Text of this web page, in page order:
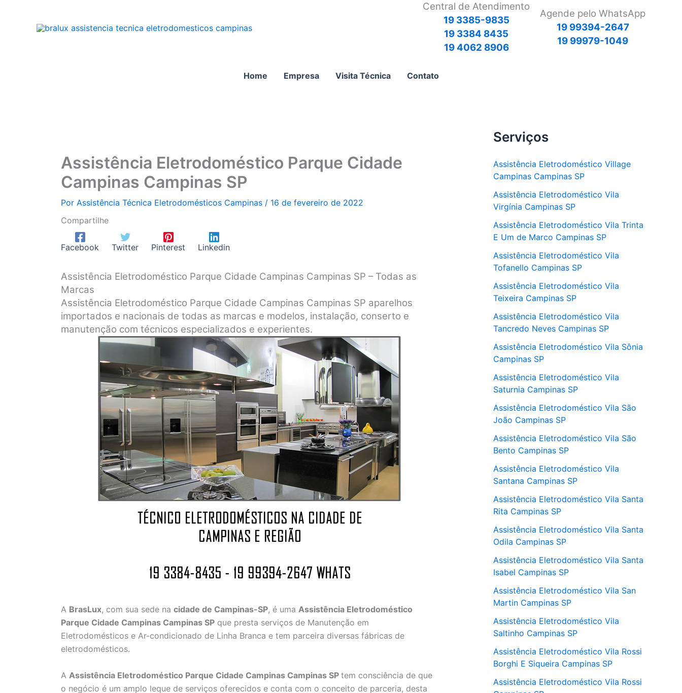
Central de Atendimento
19 3385-9835
19 3384 8435
19 4062 8906
Agende pelo WhatsApp
19 99394-2647
19 99979-1049
Home Empresa Visita Técnica Contato
Assistência Eletrodoméstico Parque Cidade
Campinas Campinas SP
Por Assistência Técnica Eletrodomésticos Campinas / 16 de fevereiro de 2022
Compartilhe
Facebook Twitter Pinterest Linkedin
Assistência Eletrodoméstico Parque Cidade Campinas Campinas SP – Todas as
Marcas
Assistência Eletrodoméstico Parque Cidade Campinas Campinas SP aparelhos
importados e nacionais de todas as marcas e modelos, instalação, conserto e
manutenção com técnicos especializados e experientes.
A BrasLux, com sua sede na cidade de Campinas-SP, é uma Assistência Eletrodoméstico
Parque Cidade Campinas Campinas SP que presta serviços de Manutenção em
Eletrodomésticos e Ar-condicionado de Linha Branca e tem parceira diversas fábricas de
eletrodomésticos.
A Assistência Eletrodoméstico Parque Cidade Campinas Campinas SP tem consciência de que
o negócio é um amplo leque de serviços oferecidos e conta com o conceito de parceria, desta
Serviços
Assistência Eletrodoméstico Village
Campinas Campinas SP
Assistência Eletrodoméstico Vila
Virgínia Campinas SP
Assistência Eletrodoméstico Vila Trinta
E Um de Marco Campinas SP
Assistência Eletrodoméstico Vila
Tofanello Campinas SP
Assistência Eletrodoméstico Vila
Teixeira Campinas SP
Assistência Eletrodoméstico Vila
Tancredo Neves Campinas SP
Assistência Eletrodoméstico Vila Sônia
Campinas SP
Assistência Eletrodoméstico Vila
Saturnia Campinas SP
Assistência Eletrodoméstico Vila São
João Campinas SP
Assistência Eletrodoméstico Vila São
Bento Campinas SP
Assistência Eletrodoméstico Vila
Santana Campinas SP
Assistência Eletrodoméstico Vila Santa
Rita Campinas SP
Assistência Eletrodoméstico Vila Santa
Odila Campinas SP
Assistência Eletrodoméstico Vila Santa
Isabel Campinas SP
Assistência Eletrodoméstico Vila San
Martin Campinas SP
Assistência Eletrodoméstico Vila
Saltinho Campinas SP
Assistência Eletrodoméstico Vila Rossi
Borghi E Siqueira Campinas SP
Assistência Eletrodoméstico Vila Rossi